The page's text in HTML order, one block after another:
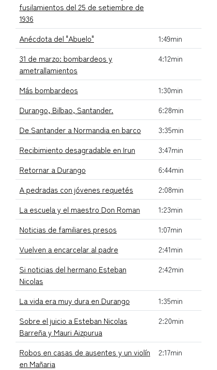
fusilamientos del 25 de setiembre de
1936
Anécdota del "Abuelo"
1:49min
31 de marzo: bombardeos y
ametrallamientos
4:12min
Más bombardeos
1:30min
Durango, Bilbao, Santander.
6:28min
De Santander a Normandia en barco
3:35min
Recibimiento desagradable en Irun
3:47min
Retornar a Durango
6:44min
A pedradas con jóvenes requetés
2:08min
La escuela y el maestro Don Roman
1:23min
Noticias de familiares presos
1:07min
Vuelven a encarcelar al padre
2:41min
Si noticias del hermano Esteban
Nicolas
2:42min
La vida era muy dura en Durango
1:35min
Sobre el juicio a Esteban Nicolas
Barreña y Mauri Aizpurua
2:20min
Robos en casas de ausentes y un violín
en Mañaria
2:17min